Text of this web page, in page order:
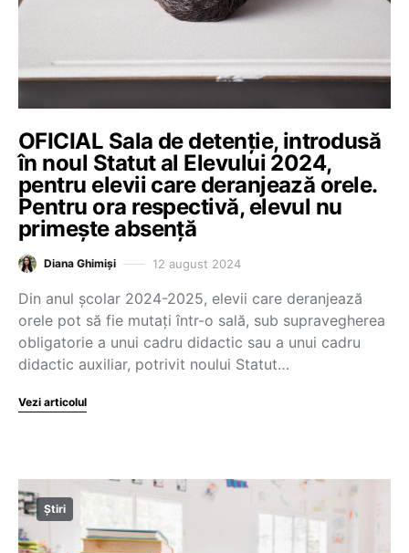
OFICIAL Sala de detenție, introdusă
în noul Statut al Elevului 2024,
pentru elevii care deranjează orele.
Pentru ora respectivă, elevul nu
primește absență
Diana Ghimiși 12 august 2024
Din anul școlar 2024-2025, elevii care deranjează
orele pot să fie mutați într-o sală, sub supravegherea
obligatorie a unui cadru didactic sau a unui cadru
didactic auxiliar, potrivit noului Statut…
Vezi articolul
Știri